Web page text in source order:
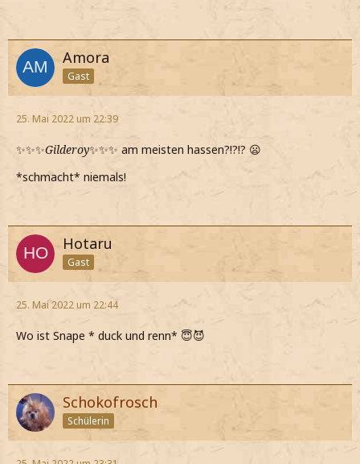
Amora
Gast
25. Mai 2022 um 22:39
✨✨✨Gilderoy✨✨✨ am meisten hassen?!?!? 😦
*schmacht* niemals!
Hotaru
Gast
25. Mai 2022 um 22:44
Wo ist Snape * duck und renn* 😇😈
Schokofrosch
Schülerin